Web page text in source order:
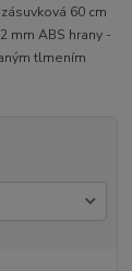
60 cm
mm ABS hrany -
tlmením